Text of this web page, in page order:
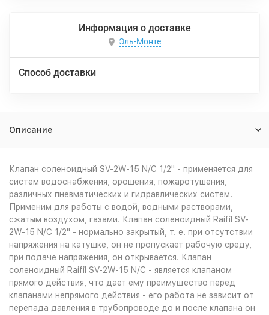
Информация о доставке
Эль-Монте
Способ доставки
Описание
Клапан соленоидный SV-2W-15 N/C 1/2" - применяется для
систем водоснабжения, орошения, пожаротушения,
различных пневматических и гидравлических систем.
Применим для работы с водой, водными растворами,
сжатым воздухом, газами. Клапан соленоидный Raifil SV-
2W-15 N/C 1/2" - нормально закрытый, т. е. при отсутствии
напряжения на катушке, он не пропускает рабочую среду,
при подаче напряжения, он открывается. Клапан
соленоидный Raifil SV-2W-15 N/C - является клапаном
прямого действия, что дает ему преимущество перед
клапанами непрямого действия - его работа не зависит от
перепада давления в трубопроводе до и после клапана он